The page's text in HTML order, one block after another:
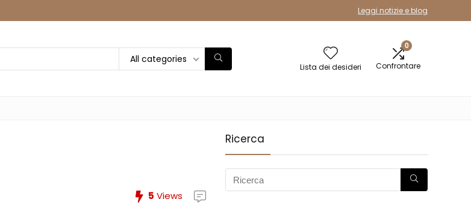
Leggi notizie e blog
All categories
Lista dei desideri
0
Confrontare
5 Views
Ricerca